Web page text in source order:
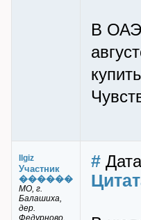
В ОАЭ
Ilgiz
Участник
������
МО, г.
Балашиха,
дер.
Федурново.
#